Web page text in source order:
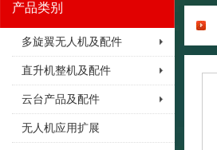
产品类别
多旋翼无人机及配件
直升机整机及配件
云台产品及配件
无人机应用扩展